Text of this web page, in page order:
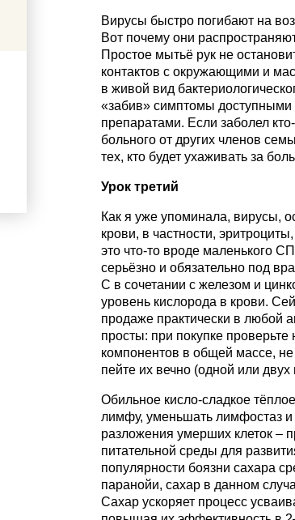
Вирусы быстро погибают на
Вот почему они
Простое мытьё рук не
контактов с окружающими и
в живой вид
«забив» симптомы доступными
препаратами. Если заболел
больного от других членов
тех, кто будет ухаживать за
Урок третий
Как я уже упоминала, вирусы,
крови, в частности,
это что-то вроде маленького
серьёзно и обязательно под
C в сочетании с железом и
уровень кислорода в крови.
продаже практически в любой
просты: при покупке
компонентов в общей массе,
пейте их вечно (одной или двух
Обильное кисло-сладкое
лимфу, уменьшать лимфостаз и
разложения умерших клеток –
питательной среды для
популярности боязни сахара
паранойи, сахар в данном
Сахар ускоряет процесс